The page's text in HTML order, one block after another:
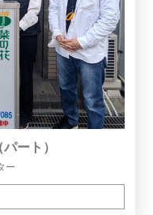
ート）
ー